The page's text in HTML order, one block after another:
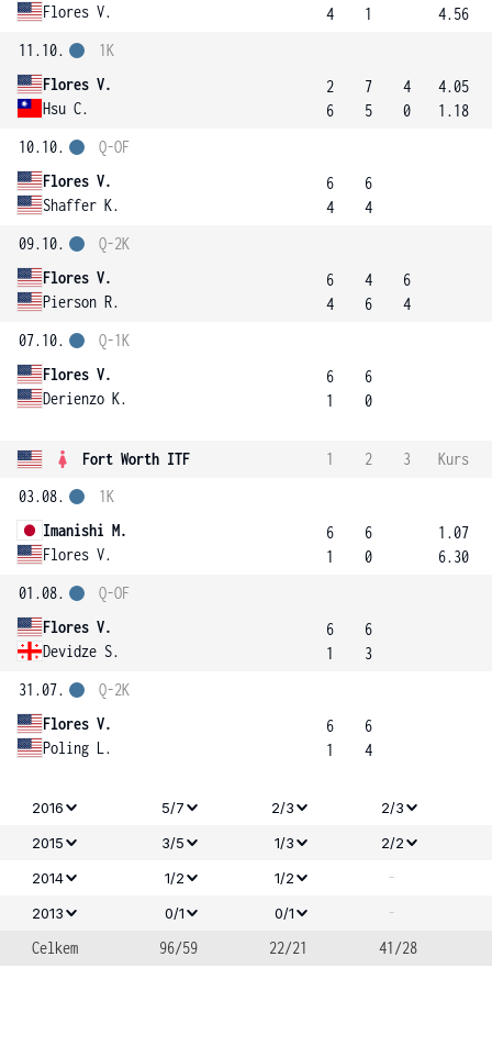
Flores V.
4
1
4.56
11.10.
Flores V.
Hsu C.
1K
2
6
7
5
4
0
4.05
1.18
10.10.
Flores V.
Shaffer K.
Q-OF
6
4
6
4
09.10.
Flores V.
Pierson R.
Q-2K
6
4
4
6
6
4
07.10.
Flores V.
Derienzo K.
Q-1K
6
1
6
0
Fort Worth ITF 1 2 3
Kurs
03.08.
Imanishi M.
Flores V.
1K
6
1
6
0
1.07
6.30
01.08.
Flores V.
Devidze S.
Q-OF
6
1
6
3
31.07.
Flores V.
Poling L.
Q-2K
6
1
6
4
2016 5/7 2/3
2/3
2015
3/5 1/3
2/2
2014
1/2 1/2 -
2013 0/1 0/1
-
Celkem
96/59 22/21 41/28